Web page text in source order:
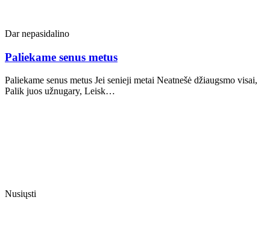
Dar nepasidalino
Paliekame senus metus
Paliekame senus metus Jei senieji metai Neatnešė džiaugsmo visai,
Palik juos užnugary, Leisk…
Nusiųsti